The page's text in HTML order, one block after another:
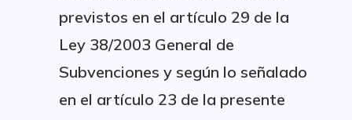
previstos en el artículo 29 de la
Ley 38/2003 General de
Subvenciones y según lo señalado
en el artículo 23 de la presente